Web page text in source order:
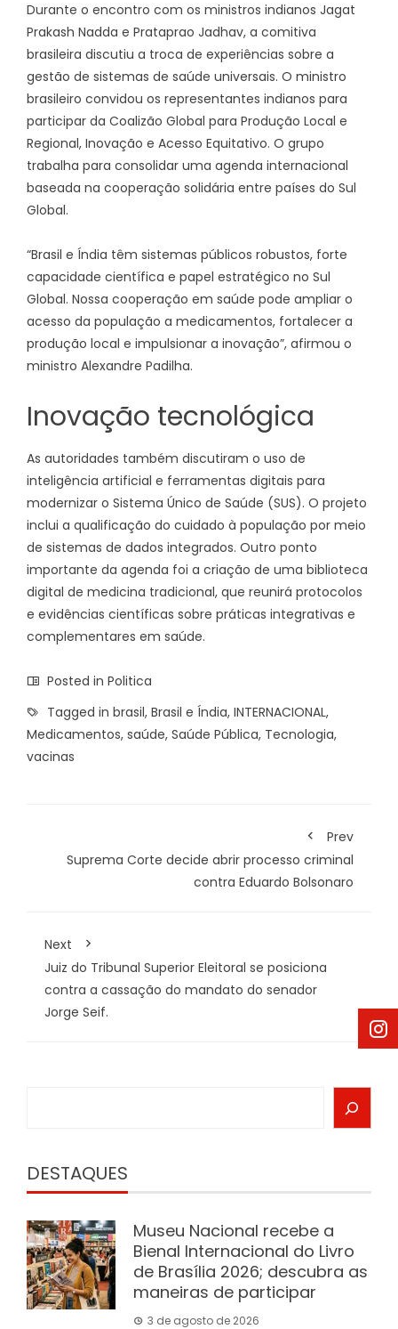
Durante o encontro com os ministros indianos Jagat
Prakash Nadda e Prataprao Jadhav, a comitiva
brasileira discutiu a troca de experiências sobre a
gestão de sistemas de saúde universais. O ministro
brasileiro convidou os representantes indianos para
participar da Coalizão Global para Produção Local e
Regional, Inovação e Acesso Equitativo. O grupo
trabalha para consolidar uma agenda internacional
baseada na cooperação solidária entre países do Sul
Global.
“Brasil e Índia têm sistemas públicos robustos, forte
capacidade científica e papel estratégico no Sul
Global. Nossa cooperação em saúde pode ampliar o
acesso da população a medicamentos, fortalecer a
produção local e impulsionar a inovação”, afirmou o
ministro Alexandre Padilha.
Inovação tecnológica
As autoridades também discutiram o uso de
inteligência artificial e ferramentas digitais para
modernizar o Sistema Único de Saúde (SUS). O projeto
inclui a qualificação do cuidado à população por meio
de sistemas de dados integrados. Outro ponto
importante da agenda foi a criação de uma biblioteca
digital de medicina tradicional, que reunirá protocolos
e evidências científicas sobre práticas integrativas e
complementares em saúde.
Posted in Politica
Tagged in brasil, Brasil e Índia, INTERNACIONAL,
Medicamentos, saúde, Saúde Pública, Tecnologia,
vacinas
Prev
Suprema Corte decide abrir processo criminal
contra Eduardo Bolsonaro
Next
Juiz do Tribunal Superior Eleitoral se posiciona
contra a cassação do mandato do senador
Jorge Seif.
DESTAQUES
Museu Nacional recebe a
Bienal Internacional do Livro
de Brasília 2026; descubra as
maneiras de participar
3 de agosto de 2026